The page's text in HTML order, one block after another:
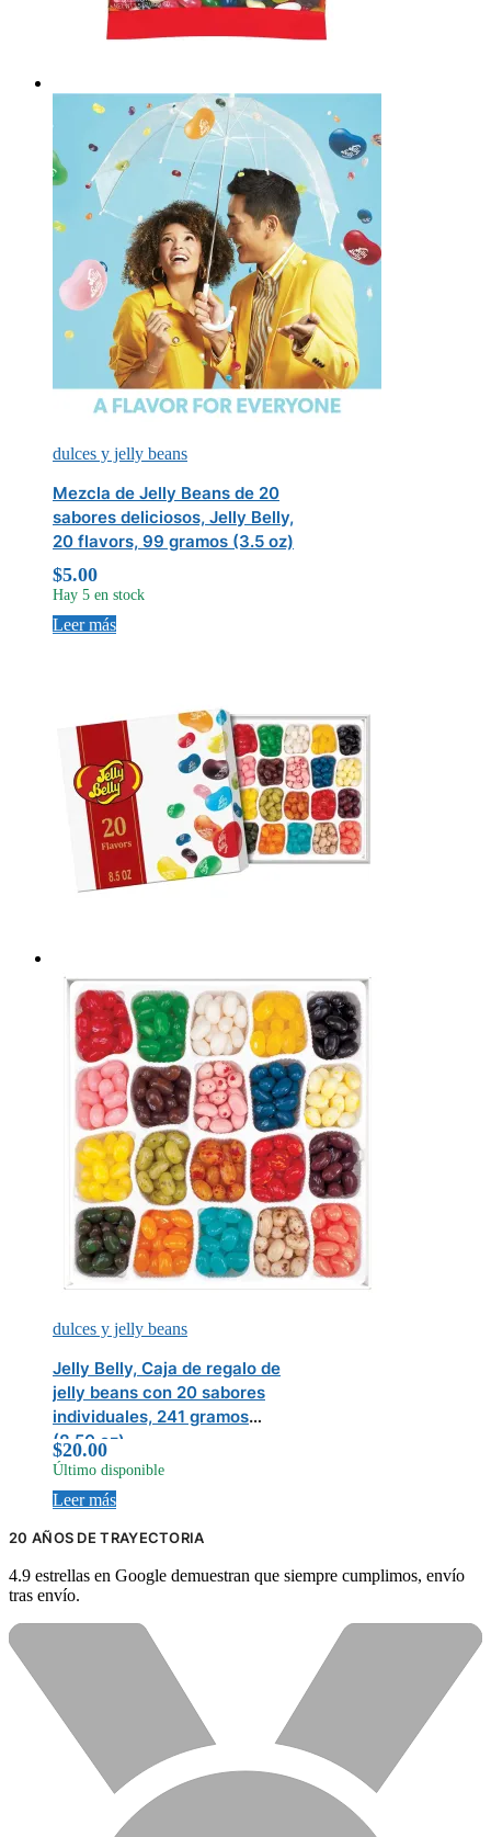
dulces y jelly beans
Mezcla de Jelly Beans de 20
sabores deliciosos, Jelly Belly,
20 flavors, 99 gramos (3.5 oz)
$5.00
Hay 5 en stock
Leer más
dulces y jelly beans
Jelly Belly, Caja de regalo de
jelly beans con 20 sabores
individuales, 241 gramos
(8.50 oz)
$20.00
Último disponible
Leer más
20 AÑOS DE TRAYECTORIA
4.9 estrellas en Google demuestran que siempre cumplimos, envío
tras envío.